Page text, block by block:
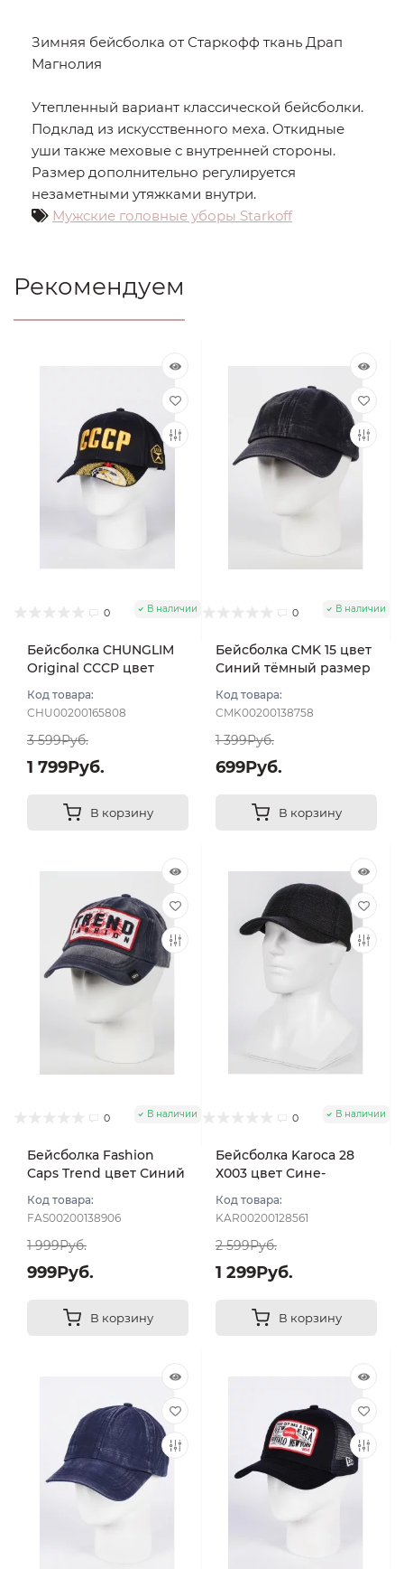
Зимняя бейсболка от Старкофф ткань Драп
Магнолия
Утепленный вариант классической бейсболки.
Подклад из искусственного меха. Откидные
уши также меховые с внутренней стороны.
Размер дополнительно регулируется
незаметными утяжками внутри.
Мужские головные уборы Starkoff
Рекомендуем
0 В наличии
Бейсболка CHUNGLIM
Original СССР цвет
56-58
Код товара:
CHU00200165808
3 599Руб.
1 799Руб.
В корзину
0 В наличии
Бейсболка CMK 15 цвет
Синий тёмный размер
Код товара:
CMK00200138758
1 399Руб.
699Руб.
В корзину
0 В наличии
Бейсболка Fashion
Caps Trend цвет Синий
Код товара:
FAS00200138906
1 999Руб.
999Руб.
В корзину
0 В наличии
Бейсболка Karoca 28
Х003 цвет Сине-
Код товара:
KAR00200128561
2 599Руб.
1 299Руб.
В корзину